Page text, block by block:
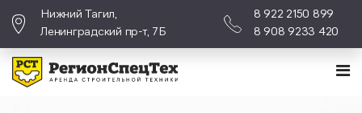
Нижний Тагил,
Ленинградский пр-т, 7Б
8 922 2150 899
8 908 9233 420